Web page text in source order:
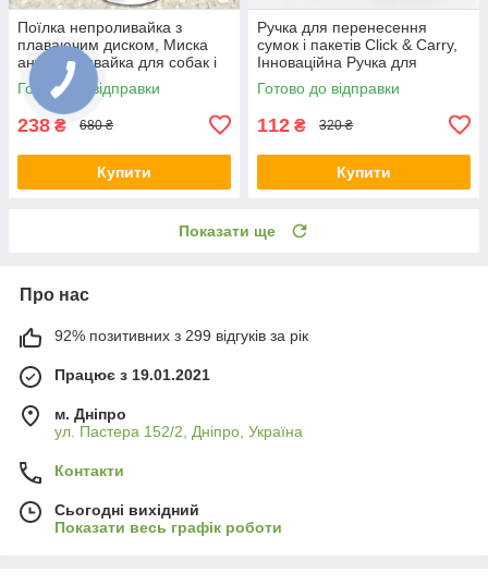
Поїлка непроливайка з
плаваючим диском, Миска
антипроливайка для собак і
котів, Миска для тварин
Готово до відправки
238 ₴ 680 ₴
Купити
Ручка для перенесення
сумок і пакетів Click & Carry,
Інноваційна Ручка для
Носіння Покупок
Готово до відправки
112 ₴ 320 ₴
Купити
Показати ще
Про нас
92% позитивних з 299 відгуків за рік
Працює з 19.01.2021
м. Дніпро
ул. Пастера 152/2, Дніпро, Україна
Контакти
Сьогодні вихідний
Показати весь графік роботи